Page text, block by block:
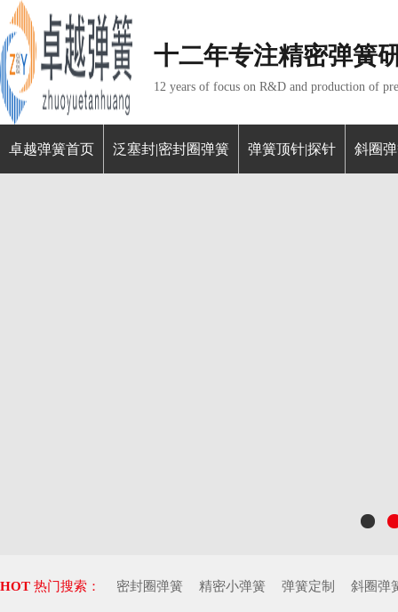
十二年专注精密弹簧
12 years of focus on R&D and production of
卓越弹簧首页 泛塞封|密封圈弹簧 弹簧顶针|探针 斜圈
HOT 热门搜索： 密封圈弹簧 精密小弹簧 弹簧定制 斜圈弹